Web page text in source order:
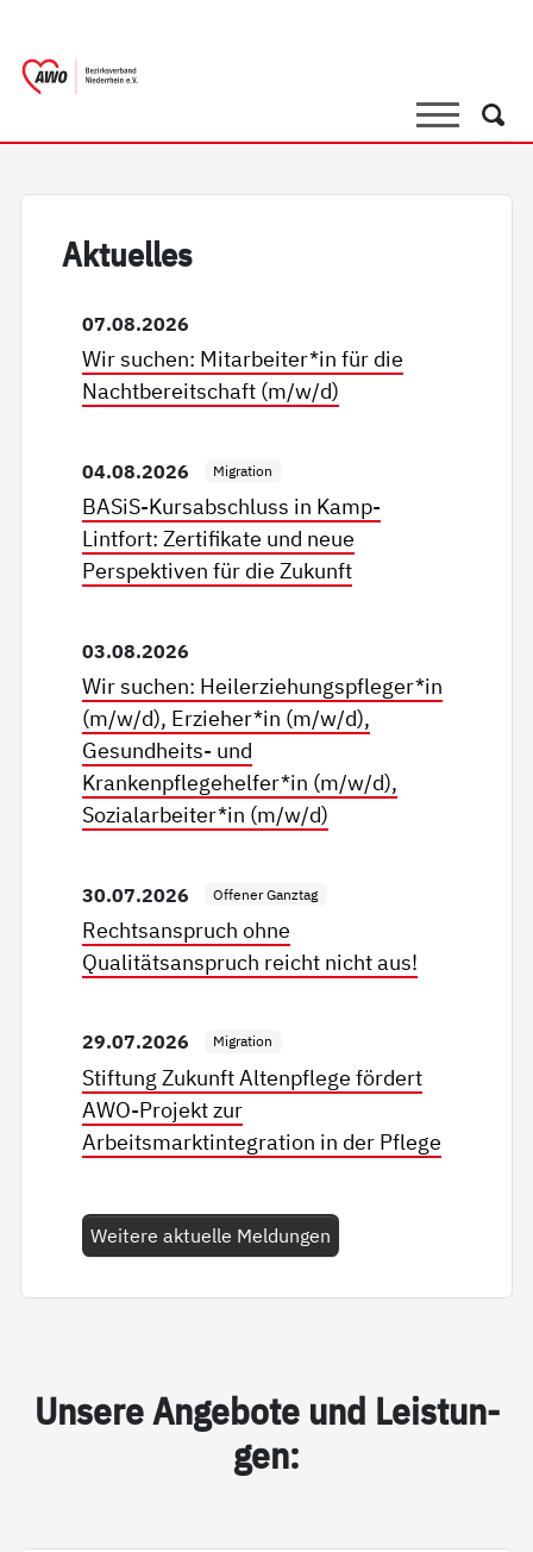
SucheSuche
Ak­tu­el­les
07.08.2026
Wir suchen: Mitarbeiter*in für die
Nachtbereitschaft (m/w/d)
04.08.2026 Migration
BASiS-Kursabschluss in Kamp-
Lintfort: Zertifikate und neue
Perspektiven für die Zukunft
03.08.2026
Wir suchen: Heilerziehungspfleger*in
(m/w/d), Erzieher*in (m/w/d),
Gesundheits- und
Krankenpflegehelfer*in (m/w/d),
Sozialarbeiter*in (m/w/d)
30.07.2026 Offener Ganztag
Rechtsanspruch ohne
Qualitätsanspruch reicht nicht aus!
29.07.2026 Migration
Stiftung Zukunft Altenpflege fördert
AWO-Projekt zur
Arbeitsmarktintegration in der Pflege
Weitere aktuelle Meldungen
Un­se­re An­ge­bo­te und Leis­tun­
gen: